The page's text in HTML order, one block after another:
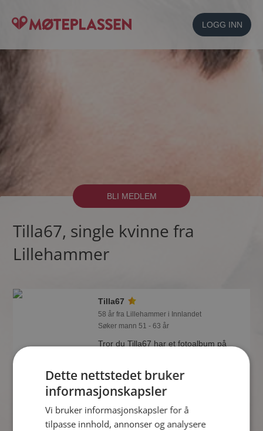
LOGG INN
BLI MEDLEM
Tilla67, single kvinne fra
Lillehammer
Tilla67
58 år fra Lillehammer i Innlandet
Søker mann 51 - 63 år
Tror du Tilla67 har et fotoalbum på
spennende bilder på sidene.
Dette nettstedet bruker
informasjonskapsler
Vi bruker informasjonskapsler for å
tilpasse innhold, annonser og analysere